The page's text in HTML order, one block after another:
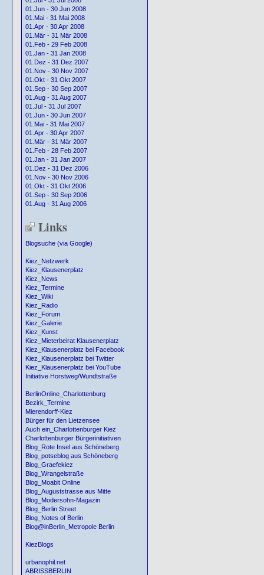
01.Jun - 30 Jun 2008
01.Mai - 31 Mai 2008
01.Apr - 30 Apr 2008
01.Mär - 31 Mär 2008
01.Feb - 29 Feb 2008
01.Jan - 31 Jan 2008
01.Dez - 31 Dez 2007
01.Nov - 30 Nov 2007
01.Okt - 31 Okt 2007
01.Sep - 30 Sep 2007
01.Aug - 31 Aug 2007
01.Jul - 31 Jul 2007
01.Jun - 30 Jun 2007
01.Mai - 31 Mai 2007
01.Apr - 30 Apr 2007
01.Mär - 31 Mär 2007
01.Feb - 28 Feb 2007
01.Jan - 31 Jan 2007
01.Dez - 31 Dez 2006
01.Nov - 30 Nov 2006
01.Okt - 31 Okt 2006
01.Sep - 30 Sep 2006
01.Aug - 31 Aug 2006
Links
Blogsuche (via Google)
Kiez_Netzwerk
Kiez_Klausenerplatz
Kiez_News
Kiez_Termine
Kiez_Wiki
Kiez_Radio
Kiez_Forum
Kiez_Galerie
Kiez_Kunst
Kiez_Mieterbeirat Klausenerplatz
Kiez_Klausenerplatz bei Facebook
Kiez_Klausenerplatz bei Twitter
Kiez_Klausenerplatz bei YouTube
Initiative Horstweg/Wundtstraße
BerlinOnline_Charlottenburg
Bezirk_Termine
Mierendorff-Kiez
Bürger für den Lietzensee
Auch ein_Charlottenburger Kiez
Charlottenburger Bürgerinitiativen
Blog_Rote Insel aus Schöneberg
Blog_potseblog aus Schöneberg
Blog_Graefekiez
Blog_Wrangelstraße
Blog_Moabit Online
Blog_Auguststrasse aus Mitte
Blog_Modersohn-Magazin
Blog_Berlin Street
Blog_Notes of Berlin
Blog@inBerlin_Metropole Berlin
KiezBlogs
urbanophil.net
ABRISSBERLIN